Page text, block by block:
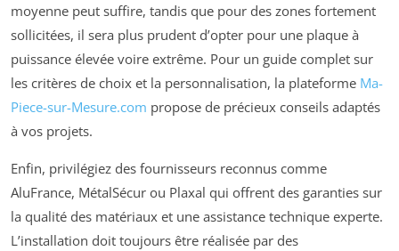
moyenne peut suffire, tandis que pour des zones fortement
sollicitées, il sera plus prudent d’opter pour une plaque à
puissance élevée voire extrême. Pour un guide complet sur
les critères de choix et la personnalisation, la plateforme Ma-
Piece-sur-Mesure.com propose de précieux conseils adaptés
à vos projets.
Enfin, privilégiez des fournisseurs reconnus comme
AluFrance, MétalSécur ou Plaxal qui offrent des garanties sur
la qualité des matériaux et une assistance technique experte.
L’installation doit toujours être réalisée par des